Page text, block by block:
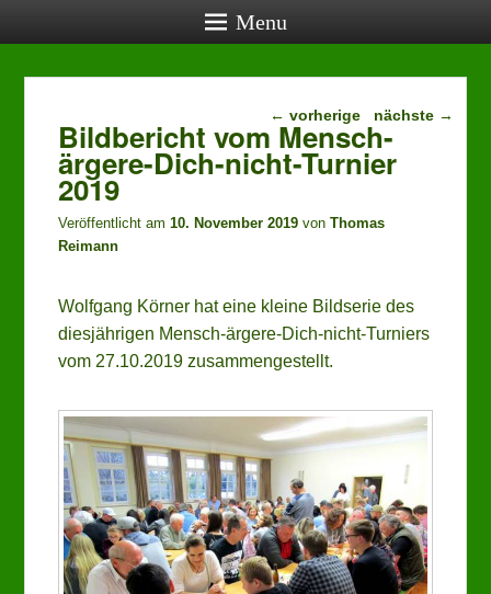
aktuelle Termine
27.08.2026, 19:00:
Vereinstreff (öffentlich), Lehrerwohnung
Vereinstreff (öffentlich), Lehrerwohnung
Mensch-ärgere-Dich-nicht-Turnier, Schwabentorhalle
Menu
Beitragsnavigation
← vorherige nächste →
Bildbericht vom Mensch-
ärgere-Dich-nicht-Turnier
2019
Veröffentlicht am10. November 2019 vonThomas
Reimann
Wolfgang Körner hat eine kleine Bildserie des
diesjährigen Mensch-ärgere-Dich-nicht-Turniers
vom 27.10.2019 zusammengestellt.